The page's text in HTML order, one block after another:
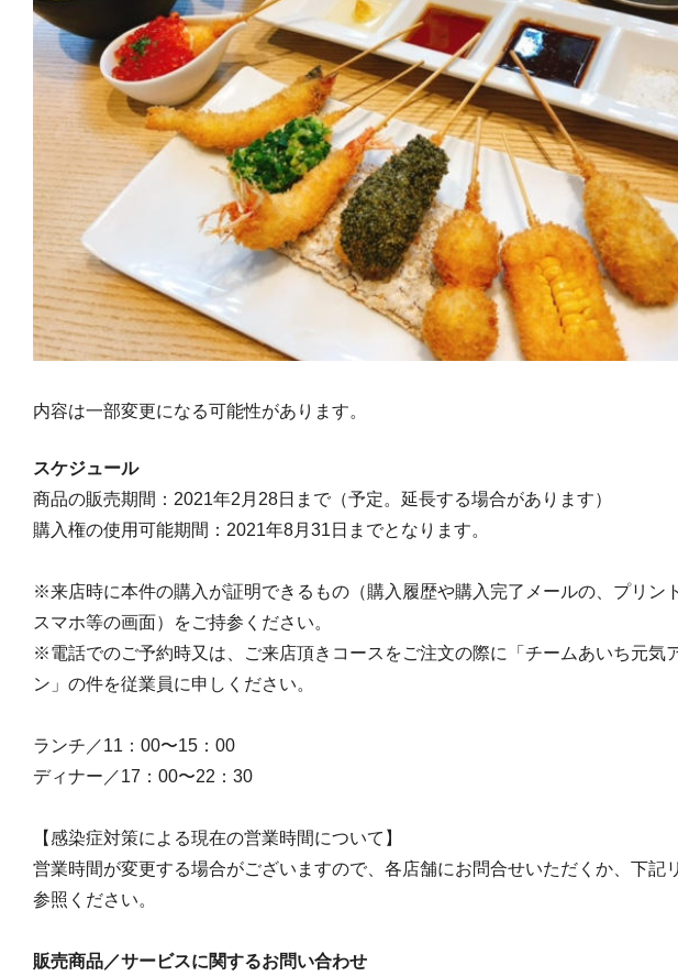
内容は一部変更になる可能性があります。
スケジュール
商品の販売期間：2021年2月28日まで（予定。延長する場合があります）
購入権の使用可能期間：2021年8月31日までとなります。
※来店時に本件の購入が証明できるもの（購入履歴や購入完了メールの、プリン
スマホ等の画面）をご持参ください。
※電話でのご予約時又は、ご来店頂きコースをご注文の際に「チームあいち元気
ン」の件を従業員に申しください。
ランチ／11：00〜15：00
ディナー／17：00〜22：30
【感染症対策による現在の営業時間について】
営業時間が変更する場合がございますので、各店舗にお問合せいただくか、下記
参照ください。
販売商品／サービスに関するお問い合わせ